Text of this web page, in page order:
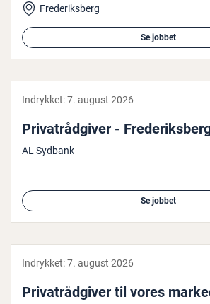
Frederiksberg
Se jobbet
Indrykket:7. august 2026
Pri­va­t­rå­d­gi­ver -
AL Sydbank
Se jobbet
Indrykket:7. august 2026
Pri­va­t­rå­d­gi­ver til vores